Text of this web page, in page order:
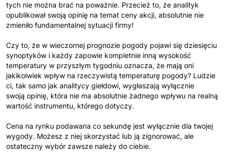
tych nie można brać na poważnie. Przecież to, że analityk
opublikował swoją opinię na temat ceny akcji, absolutnie nie
zmieniło fundamentalnej sytuacji firmy!
Czy to, że w wieczornej prognozie pogody pojawi się dziesięciu
synoptyków i każdy zapowie kompletnie inną wysokość
temperatury w przyszłym tygodniu oznacza, że mają oni
jakikolwiek wpływ na rzeczywistą temperaturę pogody? Ludzie
ci, tak samo jak analitycy giełdowi, wygłaszają wyłącznie
swoją opinię, która nie ma absolutnie żadnego wpływu na realną
wartość instrumentu, którego dotyczy.
Cena na rynku podawana co sekundę jest wyłącznie dla twojej
wygody. Możesz z niej skorzystać lub ją zignorować, ale
ostateczny wybór zawsze należy do ciebie.